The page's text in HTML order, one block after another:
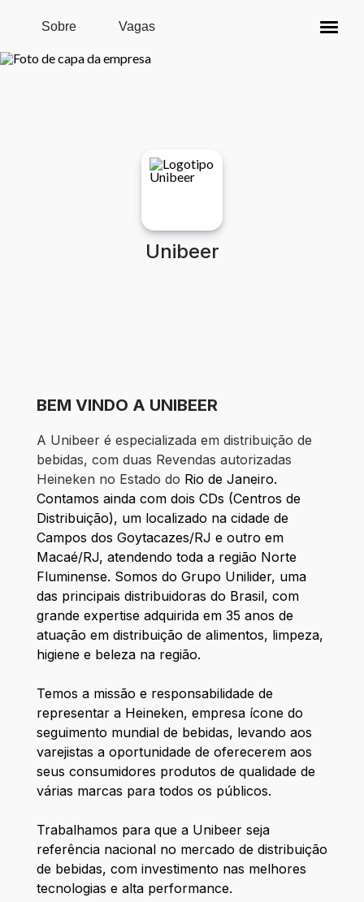
Pular para o conteúdo principal
Sobre Vagas
Unibeer
BEM VINDO A UNIBEER
A Unibeer é especializada em distribuição de
bebidas, com duas Revendas autorizadas
Heineken no Estado do Rio de Janeiro.
Contamos ainda com dois CDs (Centros de
Distribuição), um localizado na cidade de
Campos dos Goytacazes/RJ e outro em
Macaé/RJ, atendendo toda a região Norte
Fluminense. Somos do Grupo Unilider, uma
das principais distribuidoras do Brasil, com
grande expertise adquirida em 35 anos de
atuação em distribuição de alimentos, limpeza,
higiene e beleza na região.
Temos a missão e responsabilidade de
representar a Heineken, empresa ícone do
seguimento mundial de bebidas, levando aos
varejistas a oportunidade de oferecerem aos
seus consumidores produtos de qualidade de
várias marcas para todos os públicos.
Trabalhamos para que a Unibeer seja
referência nacional no mercado de distribuição
de bebidas, com investimento nas melhores
tecnologias e alta performance.